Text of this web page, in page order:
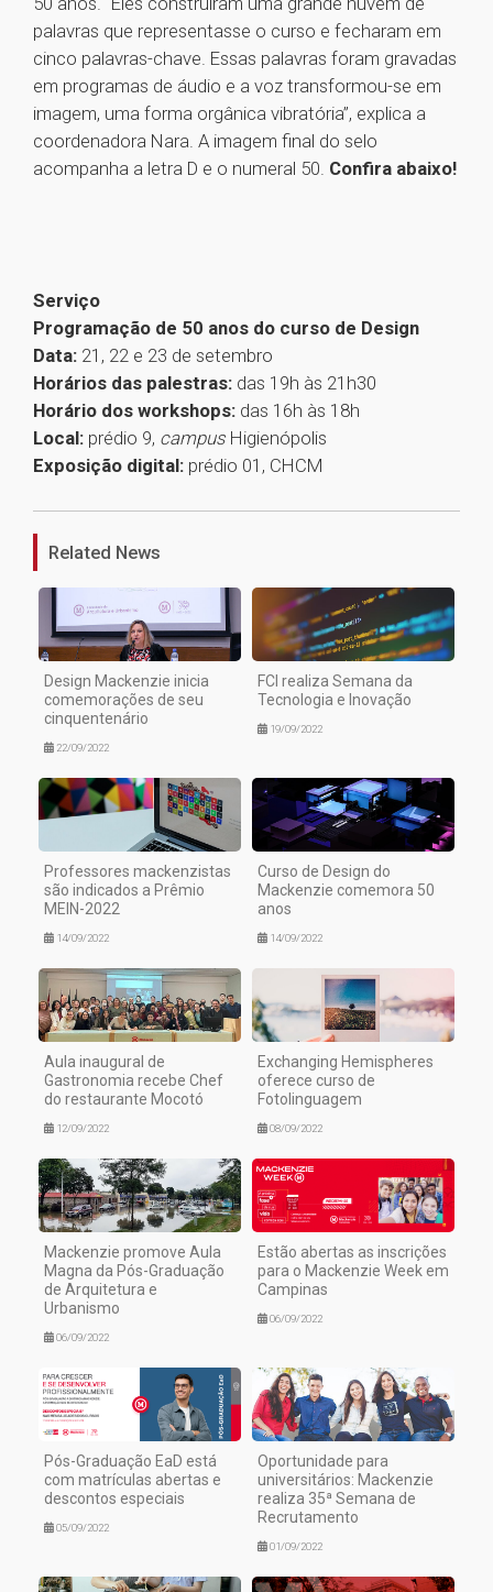
palavras que representasse o curso e fecharam em
cinco palavras-chave. Essas palavras foram gravadas
em programas de áudio e a voz transformou-se em
imagem, uma forma orgânica vibratória”, explica a
coordenadora Nara. A imagem final do selo
acompanha a letra D e o numeral 50. Confira abaixo!
Serviço
Programação de 50 anos do curso de Design
Data: 21, 22 e 23 de setembro
Horários das palestras: das 19h às 21h30
Horário dos workshops: das 16h às 18h
Local: prédio 9, campus Higienópolis
Exposição digital: prédio 01, CHCM
1
Related News
Design Mackenzie inicia
comemorações de seu
cinquentenário
22/09/2022
FCI realiza Semana da
Tecnologia e Inovação
19/09/2022
Professores mackenzistas
são indicados a Prêmio
MEIN-2022
14/09/2022
Curso de Design do
Mackenzie comemora 50
anos
14/09/2022
Aula inaugural de
Gastronomia recebe Chef
do restaurante Mocotó
12/09/2022
Exchanging Hemispheres
oferece curso de
Fotolinguagem
08/09/2022
Mackenzie promove Aula
Magna da Pós-Graduação
de Arquitetura e
Urbanismo
06/09/2022
Estão abertas as inscrições
para o Mackenzie Week em
Campinas
06/09/2022
Pós-Graduação EaD está
com matrículas abertas e
descontos especiais
05/09/2022
Oportunidade para
universitários: Mackenzie
realiza 35ª Semana de
Recrutamento
01/09/2022